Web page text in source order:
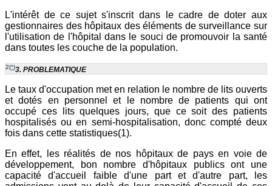
L'intérêt de ce sujet s'inscrit dans le cadre de doter aux
gestionnaires des hôpitaux des éléments de surveillance sur
l'utilisation de l'hôpital dans le souci de promouvoir la santé
dans toutes les couche de la population.
2(*)3. PROBLEMATIQUE
Le taux d'occupation met en relation le nombre de lits ouverts
et dotés en personnel et le nombre de patients qui ont
occupé ces lits quelques jours, que ce soit des patients
hospitalisés ou en semi-hospitalisation, donc compté deux
fois dans cette statistiques(1).
En effet, les réalités de nos hôpitaux de pays en voie de
développement, bon nombre d'hôpitaux publics ont une
capacité d'accueil faible d'une part et d'autre part, les